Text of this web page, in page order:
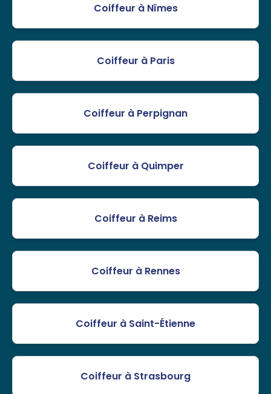
Coiffeur à Nîmes
Coiffeur à Paris
Coiffeur à Perpignan
Coiffeur à Quimper
Coiffeur à Reims
Coiffeur à Rennes
Coiffeur à Saint-Étienne
Coiffeur à Strasbourg